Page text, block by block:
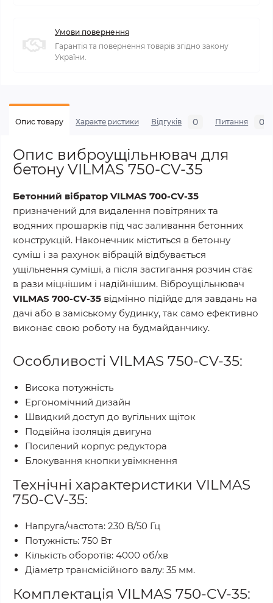
Умови повернення
Гарантія та повернення товарів згідно закону
України.
Опис товару Характеристики Відгуків 0 Питання 0
Опис виброущільнювач для
бетону VILMAS 750-CV-35
Бетонний вібратор VILMAS 700-CV-35
призначений для видалення повітряних та
водяних прошарків під час заливання бетонних
конструкцій. Наконечник міститься в бетонну
суміш і за рахунок вібрацій відбувається
ущільнення суміші, а після застигання розчин стає
в рази міцнішим і надійнішим. Віброущільнювач
VILMAS 700-CV-35 відмінно підійде для завдань на
дачі або в заміському будинку, так само ефективно
виконає свою роботу на будмайданчику.
Особливості VILMAS 750-CV-35:
Висока потужність
Ергономічний дизайн
Швидкий доступ до вугільних щіток
Подвійна ізоляція двигуна
Посилений корпус редуктора
Блокування кнопки увімкнення
Технічні характеристики VILMAS
750-CV-35:
Напруга/частота: 230 В/50 Гц
Потужність: 750 Вт
Кількість оборотів: 4000 об/хв
Діаметр трансмісійного валу: 35 мм.
Комплектація VILMAS 750-CV-35: